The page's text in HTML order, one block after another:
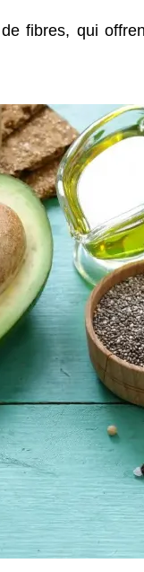
fibres, qui